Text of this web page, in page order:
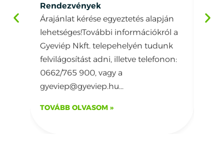
Rendezvények
Árajánlat kérése egyeztetés alapján
lehetséges!További információkról a
Gyeviép Nkft. telepehelyén tudunk
felvilágosítást adni, illetve telefonon:
0662/765 900, vagy a
gyeviep@gyeviep.hu...
TOVÁBB OLVASOM »